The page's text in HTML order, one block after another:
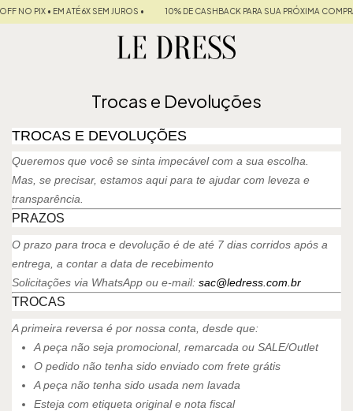
NO PIX • EM ATÉ 6X SEM JUROS • 10% DE CASHBACK PARA SUA PRÓXIMA COMPRA
Trocas e Devoluções
TROCAS E DEVOLUÇÕES
Queremos que você se sinta impecável com a sua escolha.
Mas, se precisar, estamos aqui para te ajudar com leveza e
transparência.
PRAZOS
O prazo para troca e devolução é de até 7 dias corridos após a
entrega, a contar a data de recebimento
Solicitações via WhatsApp ou e-mail: sac@ledress.com.br
TROCAS
A primeira reversa é por nossa conta, desde que:
A peça não seja promocional, remarcada ou SALE/Outlet
O pedido não tenha sido enviado com frete grátis
A peça não tenha sido usada nem lavada
Esteja com etiqueta original e nota fiscal